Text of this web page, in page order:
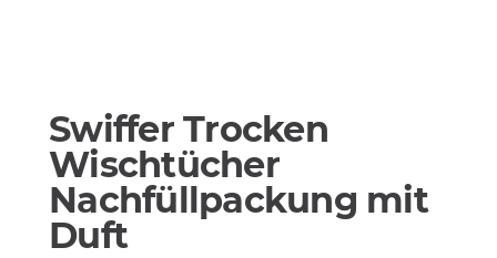
Swiffer Trocken
Wischtücher
Nachfüllpackung mit
Duft